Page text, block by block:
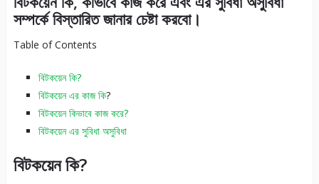
সম্পর্কে বিস্তারিত জানার চেষ্টা করবো।
Table of Contents
বিটকয়েন কি?
বিটকয়েন এর কাজ কি?
বিটকয়েন কিভাবে কাজ করে?
বিটকয়েন এর সুবিধা অসুবিধা
বিটকয়েন কি?